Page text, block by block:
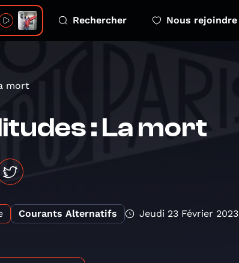
Rechercher Nous rejoindre
mort
: La mort
Courants Alternatifs Jeudi 23 Février 2023